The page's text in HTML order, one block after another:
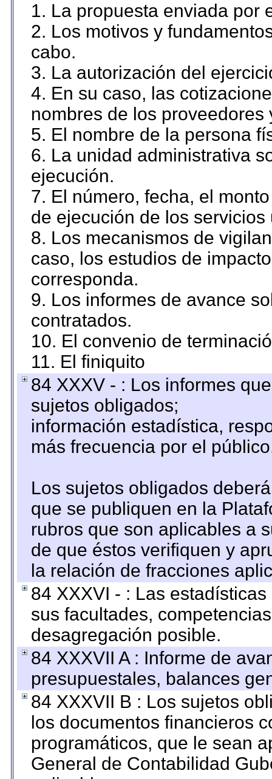
1. La propuesta enviada por
2. Los motivos y
cabo.
3. La autorización del
4. En su caso, las
nombres de los proveedores
5. El nombre de la persona
6. La unidad administrativa
ejecución.
7. El número, fecha, el
de ejecución de los servicios
8. Los mecanismos de
caso, los estudios de
corresponda.
9. Los informes de avance
contratados.
10. El convenio de
11. El finiquito
84 XXXV - : Los informes
sujetos obligados;
información estadística,
más frecuencia por el
Los sujetos obligados
que se publiquen en la
rubros que son aplicables a
de que éstos verifiquen y
la relación de fracciones
84 XXXVI - : Las
sus facultades,
desagregación posible.
84 XXXVII A : Informe de
presupuestales, balances
84 XXXVII B : Los sujetos
los documentos financieros
programáticos, que le sean
General de Contabilidad